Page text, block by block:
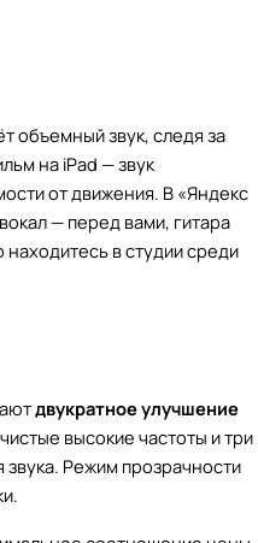
объемный звук, следя за
на iPad — звук
от движения. В «Яндекс
— перед вами, гитара
в студии среди
двукратное улучшение
высокие частоты и три
Режим прозрачности